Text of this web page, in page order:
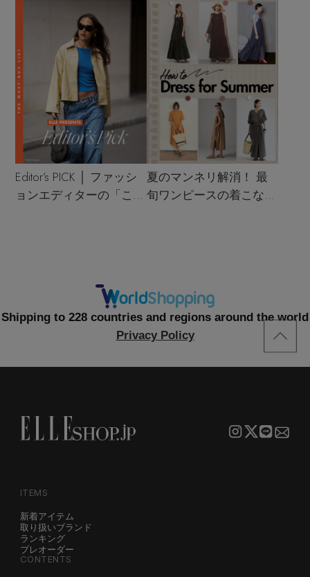
Editor’s PICK │ ファッシ
ョンエディターの「これ
夏のマンネリ解消！ 最
旬ワンピースの着こなし
Shipping to 228 countries and regions around the world
Privacy Policy
ITEMS
新着アイテム
取り扱いブランド
ランキング
プレオーダー
CONTENTS